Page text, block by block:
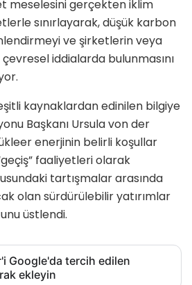
meselesini gerçekten iklim
sınırlayarak, düşük karbon
ve şirketlerin veya
çevresel iddialarda bulunmasını
kaynaklardan edinilen bilgiye
Başkanı Ursula von der
enerjinin belirli koşullar
faaliyetleri olarak
tartışmalar arasında
olan sürdürülebilir yatırımlar
üstlendi.
Google'da tercih edilen
ekleyin